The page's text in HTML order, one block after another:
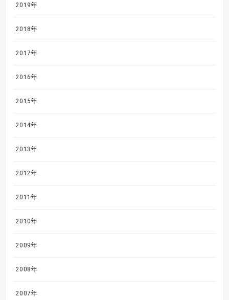
2019年
2018年
2017年
2016年
2015年
2014年
2013年
2012年
2011年
2010年
2009年
2008年
2007年